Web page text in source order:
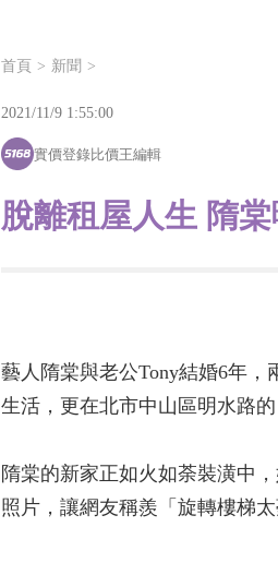
首頁 新聞
脫離租屋人生 隋
2021/11/9 1:55:00
實價登錄比價王編輯
藝人隋棠與老公Tony結婚6年
生活，更在北市中山區明水路的
隋棠的新家正如火如荼裝潢中
照片，讓網友稱羨「旋轉樓梯